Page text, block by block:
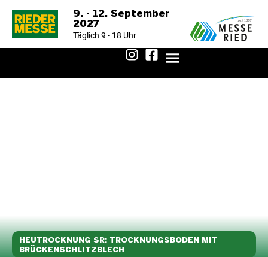
9. - 12. September
2027
Täglich 9 - 18 Uhr
HEUTROCKNUNG SR: TROCKNUNGSBODEN MIT
BRÜCKENSCHLITZBLECH